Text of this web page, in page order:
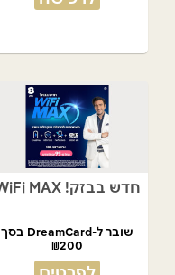
חדש בבזק! WiFi MAX
שובר ל-DreamCard בסך
₪200
מתנת המועדון!